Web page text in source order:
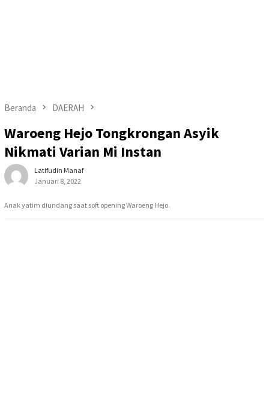
Beranda DAERAH
Waroeng Hejo Tongkrongan Asyik
Nikmati Varian Mi Instan
Latifudin Manaf
Januari 8, 2022
Anak yatim diundang saat soft opening Waroeng Hejo.